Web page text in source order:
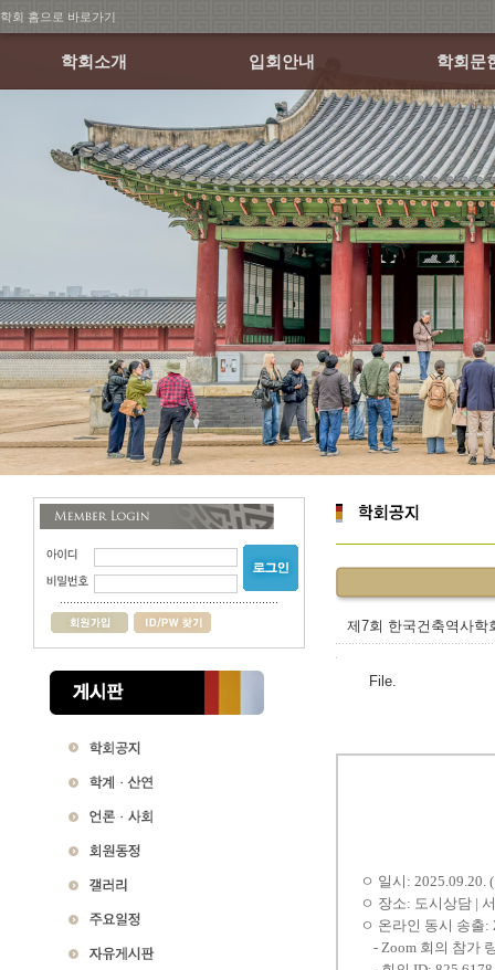
학회 홈으로 바로가기
학회소개
연혁
조직
정관 및 규정
입회안내
회원가입 안내
회비납부 안내
학회문
학술발표
월례학술세
논문집
소식지